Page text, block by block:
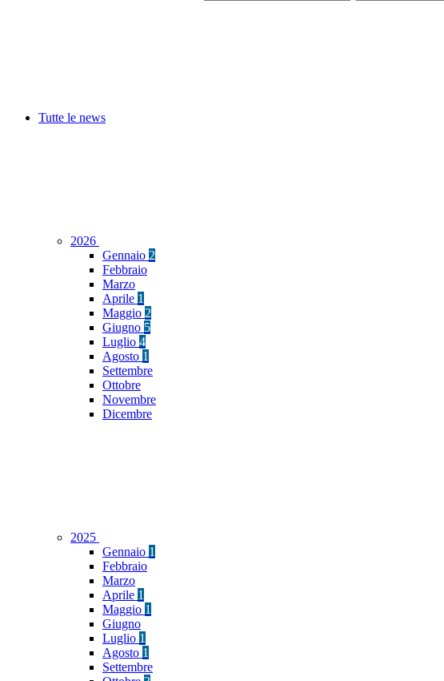
Tutte le news
2026
Gennaio 2
Febbraio
Marzo
Aprile 1
Maggio 2
Giugno 5
Luglio 4
Agosto 1
Settembre
Ottobre
Novembre
Dicembre
2025
Gennaio 1
Febbraio
Marzo
Aprile 1
Maggio 1
Giugno
Luglio 1
Agosto 1
Settembre